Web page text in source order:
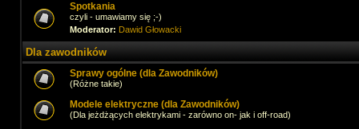
Spotkania
czyli - umawiamy się ;-)
Moderator: Dawid Głowacki
Dla zawodników
Sprawy ogólne (dla Zawodników)
(Różne takie)
Modele elektryczne (dla Zawodników)
(Dla jeżdżących elektrykami - zarówno on- jak i off-road)